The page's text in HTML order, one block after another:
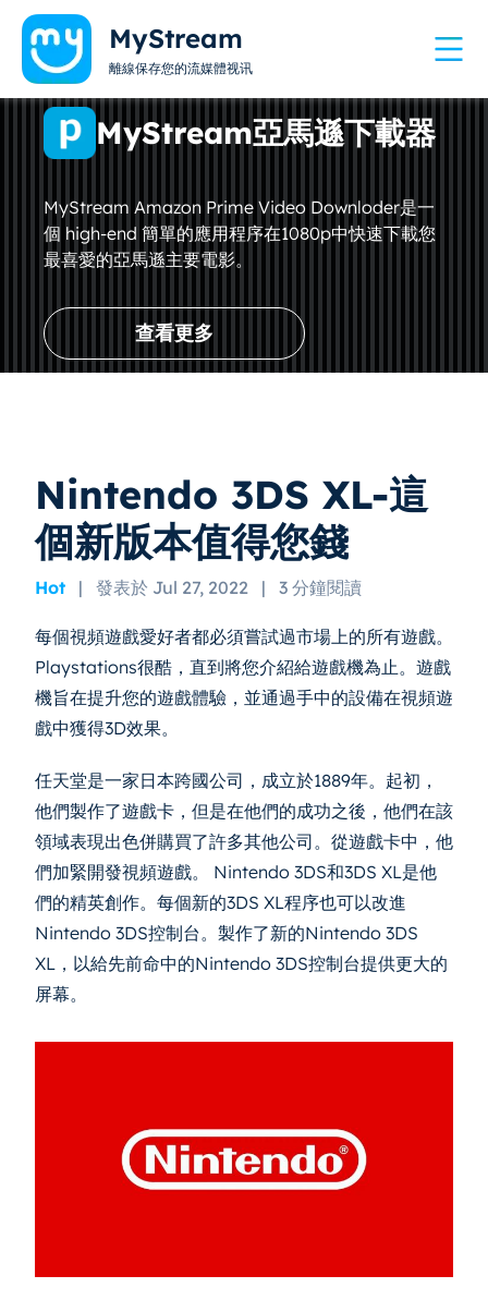
MyStream
離線保存您的流媒體视讯
MyStream亞馬遜下載器
MyStream Amazon Prime Video Downloder是一
個 high-end 簡單的應用程序在1080p中快速下載您
最喜愛的亞馬遜主要電影。
查看更多
Nintendo 3DS XL-這
個新版本值得您錢
Hot | 發表於 Jul 27, 2022 | 3 分鐘閱讀
每個視頻遊戲愛好者都必須嘗試過市場上的所有遊戲。
Playstations很酷，直到將您介紹給遊戲機為止。遊戲
機旨在提升您的遊戲體驗，並通過手中的設備在視頻遊
戲中獲得3D效果。
任天堂是一家日本跨國公司，成立於1889年。起初，
他們製作了遊戲卡，但是在他們的成功之後，他們在該
領域表現出色併購買了許多其他公司。從遊戲卡中，他
們加緊開發視頻遊戲。 Nintendo 3DS和3DS XL是他
們的精英創作。每個新的3DS XL程序也可以改進
Nintendo 3DS控制台。製作了新的Nintendo 3DS
XL，以給先前命中的Nintendo 3DS控制台提供更大的
屏幕。